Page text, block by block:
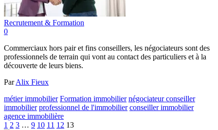
Recrutement & Formation
0
Commerciaux hors pair et fins conseillers, les négociateurs sont des
professionnels de terrain qui vont au contact des particuliers et à la
découverte de leurs biens.
ParAlix Fieux
métier immobilier Formation immobilier négociateur conseiller
immobilier professionnel de l'immobilier conseiller immobilier
agence immobilière
1 2 3 … 9 10 11 12 13